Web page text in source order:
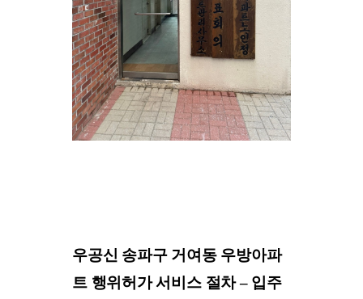
우공신 송파구 거여동 우방아파
트 행위허가 서비스 절차 – 입주